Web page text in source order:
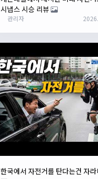
시냅스 시승 리뷰
관리자
한국에서 자전거를 탄다는건 자